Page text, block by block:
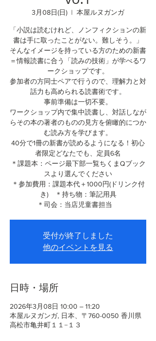
3月08日(日)
  |
本屋ルヌガンガ
「小説は読むけれど、ノンフィクションの新
書は手に取ったことがない。難しそう。」
そんなイメージを持っている方のための新書
＝情報読書に合う「読みの技術」が学べるワ
ークショップです。
参加者の方同士ペアで行うので、理解力と対
話力も高められる読書術です。
事前準備は一切不要。
ワークショップ内で集中読書し、対話しなが
らその本の著者のものの見方を俯瞰的につか
む読み方を学びます。
40分で1冊の新書が読めるようになる！初心
者限定どなたでも、定員6名
＊課題本：ページ最下部一覧ちくまQブック
スより選んでください
＊参加費用：課題本代＋1000円(ドリンク付
き) ＊持ち物：筆記用具
＊司会：当店児童書担当
受付が終了しました
他のイベントを見る
日時・場所
2026年3月08日 10:00 – 11:20
本屋ルヌガンガ, 日本、〒760-0050 香川県
高松市亀井町１１−１３